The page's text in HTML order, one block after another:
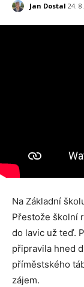
Jan Dostal 24.
Na Základní
Přestože školní
do lavic už teď.
připravila hned
příměstského
zájem.